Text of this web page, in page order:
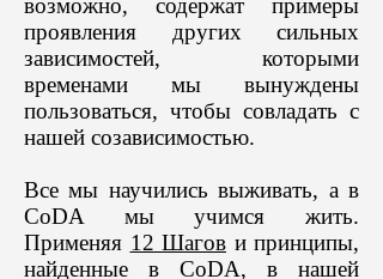
возможно, содержат примеры
проявления других сильных
зависимостей, которыми
временами мы вынуждены
пользоваться, чтобы совладать с
нашей созависимостью.
Все мы научились выживать, а в
CoDA мы учимся жить.
Применяя 12 Шагов и принципы,
найденные в CoDA, в нашей